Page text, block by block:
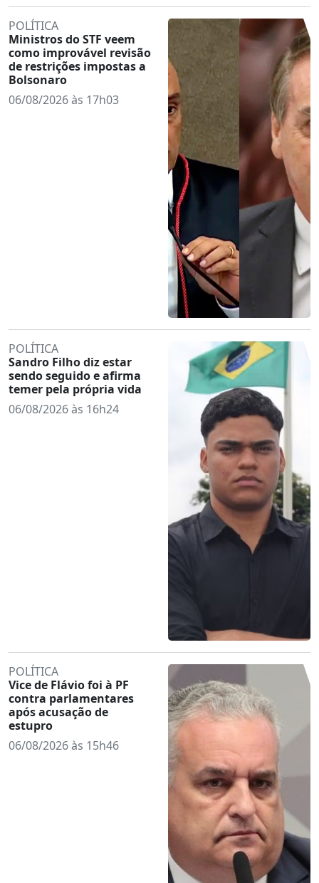
POLÍTICA
Ministros do STF veem
como improvável revisão
de restrições impostas a
Bolsonaro
06/08/2026 às 17h03
POLÍTICA
Sandro Filho diz estar
sendo seguido e afirma
temer pela própria vida
06/08/2026 às 16h24
POLÍTICA
Vice de Flávio foi à PF
contra parlamentares
após acusação de
estupro
06/08/2026 às 15h46